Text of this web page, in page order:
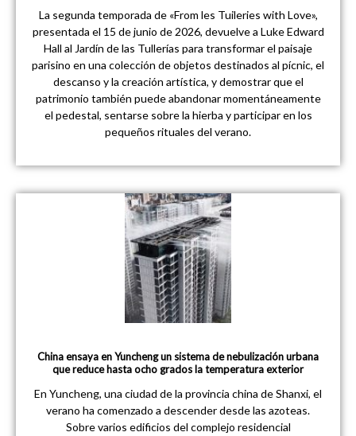
La segunda temporada de «From les Tuileries with Love»,
presentada el 15 de junio de 2026, devuelve a Luke Edward
Hall al Jardín de las Tullerías para transformar el paisaje
parisino en una colección de objetos destinados al pícnic, el
descanso y la creación artística, y demostrar que el
patrimonio también puede abandonar momentáneamente
el pedestal, sentarse sobre la hierba y participar en los
pequeños rituales del verano.
China ensaya en Yuncheng un sistema de nebulización urbana
que reduce hasta ocho grados la temperatura exterior
En Yuncheng, una ciudad de la provincia china de Shanxi, el
verano ha comenzado a descender desde las azoteas.
Sobre varios edificios del complejo residencial